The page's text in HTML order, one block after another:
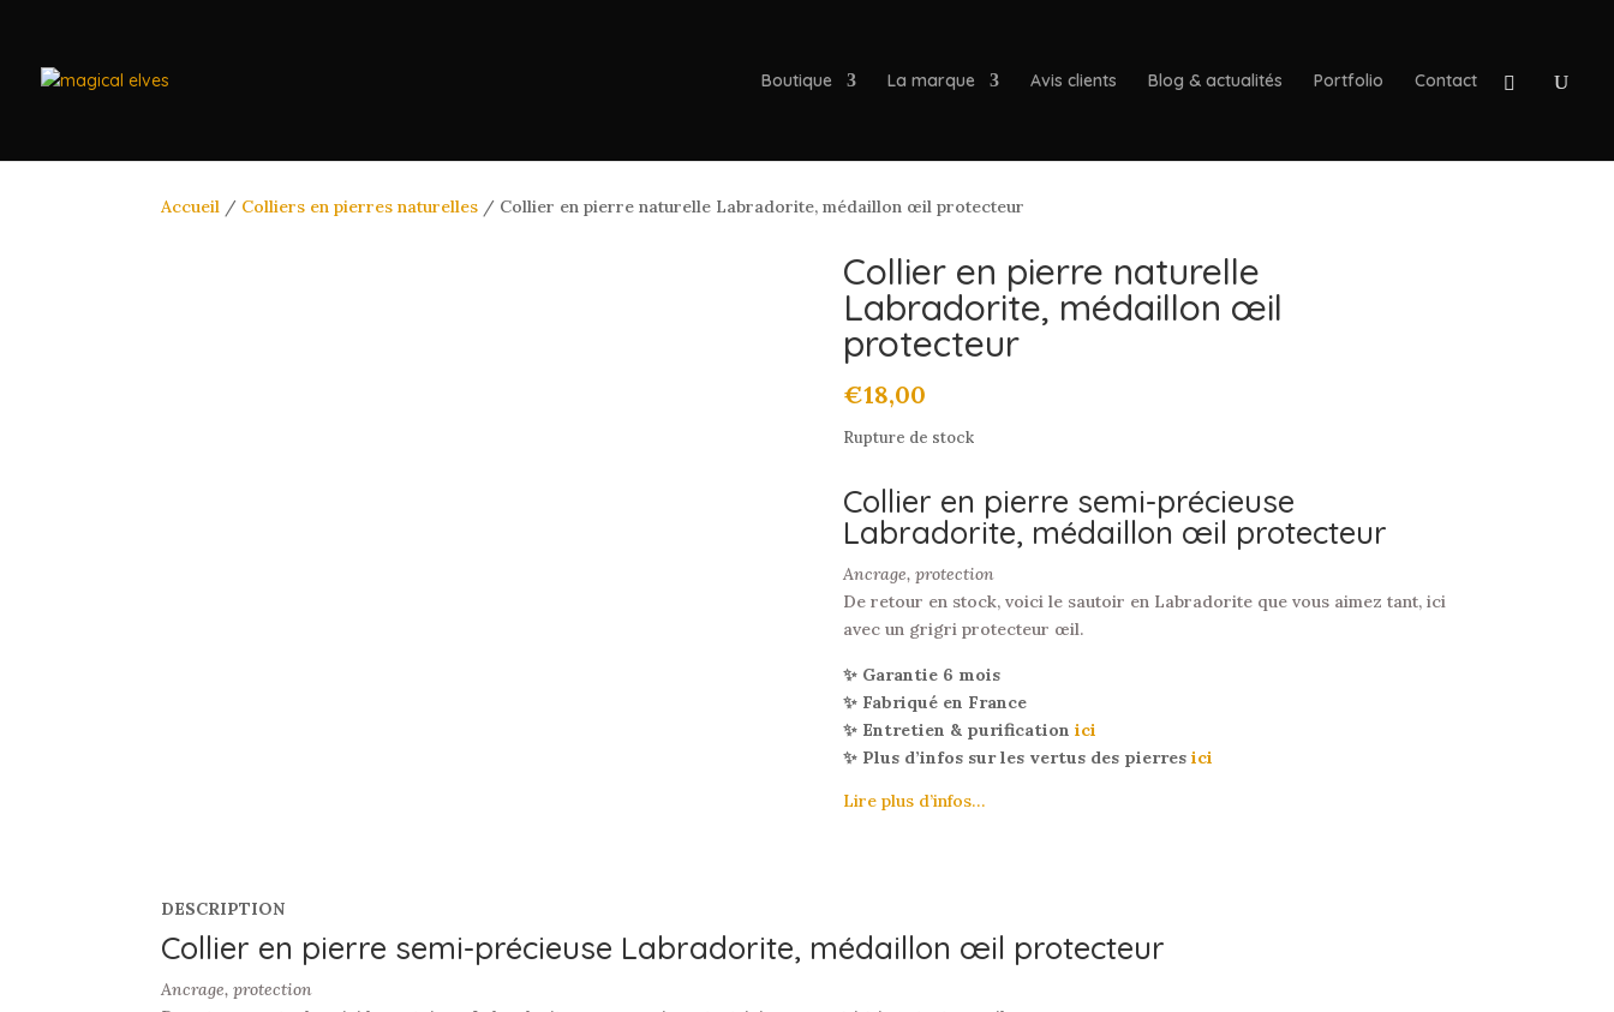
Boutique La marque Avis clients Blog & actualités Portfolio Contact
Accueil / Colliers en pierres naturelles / Collier en pierre naturelle Labradorite, médaillon œil protecteur
Collier en pierre naturelle
Labradorite, médaillon œil
protecteur
€18,00
Rupture de stock
Collier en pierre semi-précieuse
Labradorite, médaillon œil protecteur
Ancrage, protection
De retour en stock, voici le sautoir en Labradorite que vous aimez tant, ici
avec un grigri protecteur œil.
✨ Garantie 6 mois
✨ Fabriqué en France
✨ Entretien & purification ici
✨ Plus d’infos sur les vertus des pierresici
Lire plus d’infos…
DESCRIPTION
Collier en pierre semi-précieuse Labradorite, médaillon œil protecteur
Ancrage, protection